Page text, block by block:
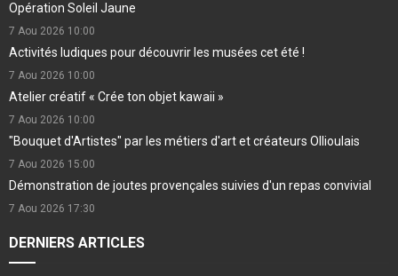
Opération Soleil Jaune
7 Aou 2026 10:00
Activités ludiques pour découvrir les musées cet été !
7 Aou 2026 10:00
Atelier créatif « Crée ton objet kawaii »
7 Aou 2026 10:00
"Bouquet d'Artistes" par les métiers d'art et créateurs Ollioulais
7 Aou 2026 15:00
Démonstration de joutes provençales suivies d'un repas convivial
7 Aou 2026 17:30
DERNIERS ARTICLES